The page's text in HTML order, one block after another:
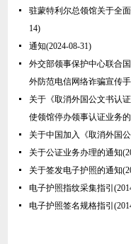
驻蒙特利尔总领馆关于全
14)
通知(2024-08-31)
外交部领事保护中心联合
外防范电信网络诈骗宣传
关于《取消外国公文书认
使领馆停办领事认证业务
关于中国加入《取消外国
关于公证业务办理的通知
关于签发电子护照的通知
电子护照指纹采集指引
电子护照签名规格指引